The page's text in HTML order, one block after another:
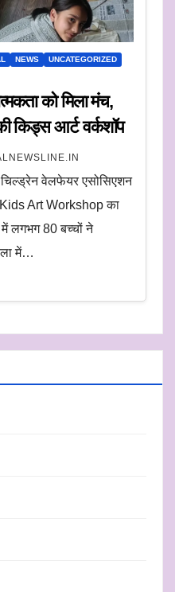
NEWS
UNCATEGORIZED
को मिला मंच,
किड्स आर्ट वर्कशॉप
वेलफेयर एसोसिएशन
Kids Art Workshop का
में लगभग 80 बच्चों ने
में…